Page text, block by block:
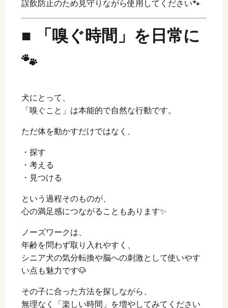
誤飲防止のため見守りながら使用してください🐾
■ 「嗅ぐ時間」を日常に
🐾
犬にとって、
「嗅ぐこと」は本能的で自然な行動です。
ただ体を動かすだけではなく、
・探す
・考える
・見つける
という過程そのものが、
心の満足感につながることもあります✨
ノーズワークは、
年齢を問わず取り入れやすく、
シニア犬の気分転換や脳への刺激として使いやす
い点も魅力です🐶
その子に合った方法を探しながら、
無理なく「楽しい時間」を増やしてみてください